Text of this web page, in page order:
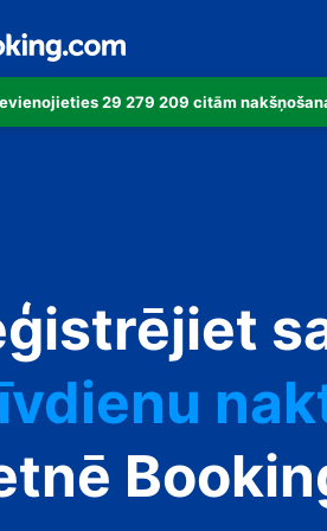
29 279 209 citām
namu